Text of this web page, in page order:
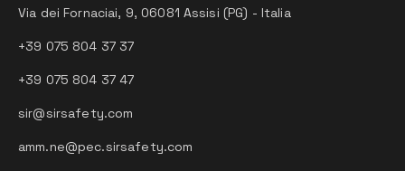
Via dei Fornaciai, 9, 06081 Assisi (PG) - Italia
+39 075 804 37 37
+39 075 804 37 47
sir@sirsafety.com
amm.ne@pec.sirsafety.com